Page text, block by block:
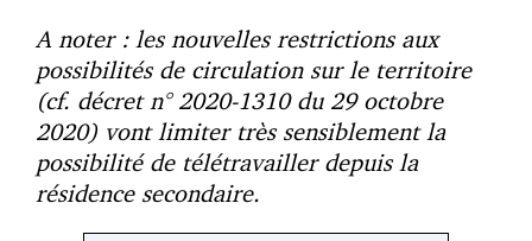
A noter : les nouvelles restrictions aux
possibilités de circulation sur le territoire
(cf. décret n° 2020-1310 du 29 octobre
2020) vont limiter très sensiblement la
possibilité de télétravailler depuis la
résidence secondaire.